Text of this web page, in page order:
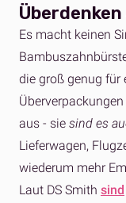
Es macht keinen
die groß genug für
aus - sie sind es
Lieferwagen,
wiederum mehr
Laut DS Smith sind